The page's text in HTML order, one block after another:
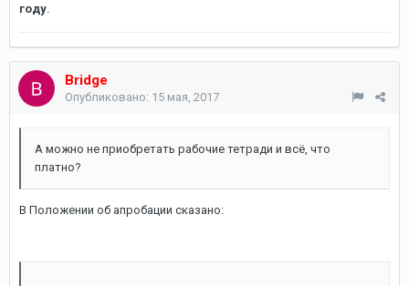
году
Bridge
Опубликовано: 15 мая, 2017
А можно не приобретать рабочие тетради и всё, что
платно?
В Положении об апробации сказано: